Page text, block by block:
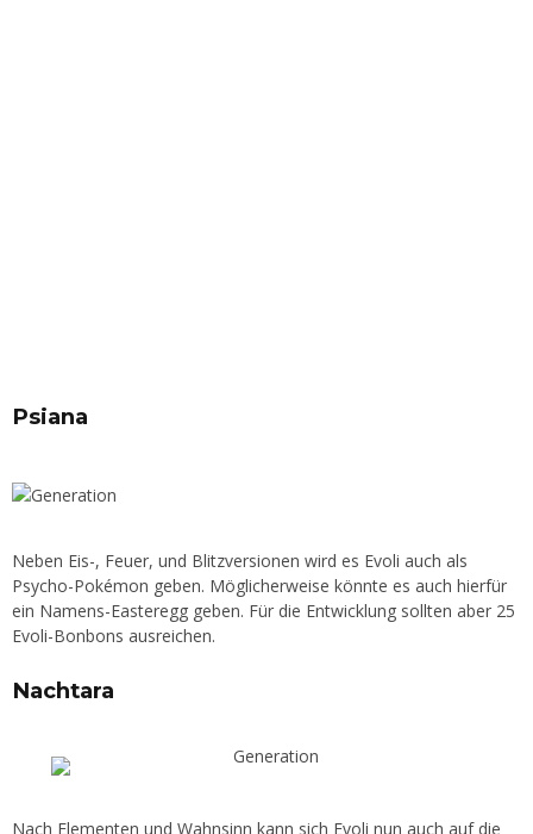
Psiana
Neben Eis-, Feuer, und Blitzversionen wird es Evoli auch als
Psycho-Pokémon geben. Möglicherweise könnte es auch hierfür
ein Namens-Easteregg geben. Für die Entwicklung sollten aber 25
Evoli-Bonbons ausreichen.
Nachtara
Nach Elementen und Wahnsinn kann sich Evoli nun auch auf die